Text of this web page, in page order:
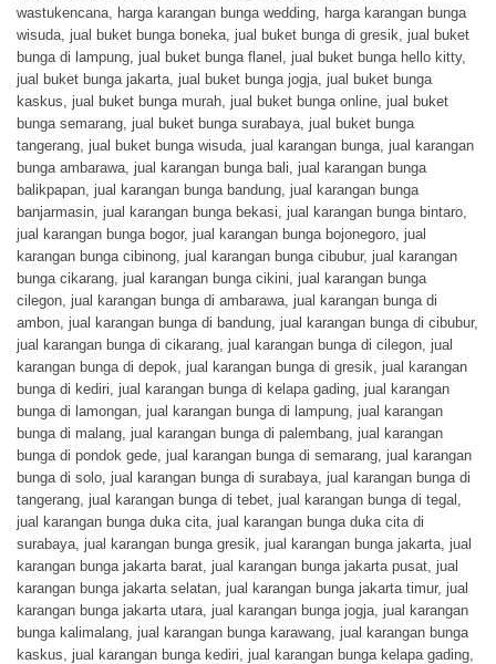
wastukencana, harga karangan bunga wedding, harga karangan bunga
wisuda, jual buket bunga boneka, jual buket bunga di gresik, jual buket
bunga di lampung, jual buket bunga flanel , jual buket bunga hello kitty,
jual buket bunga jakarta, jual buket bunga jogja, jual buket bunga
kaskus, jual buket bunga murah, jual buket bunga online, jual buket
bunga semarang, jual buket bunga surabaya, jual buket bunga
tangerang, jual buket bunga wisuda, jual karangan bunga, jual karangan
bunga ambarawa, jual karangan bunga bali, jual karangan bunga
balikpapan, jual karangan bunga bandung, jual karangan bunga
banjarmasin, jual karangan bunga bekasi, jual karangan bunga bintaro,
jual karangan bunga bogor, jual karangan bunga bojonegoro, jual
karangan bunga cibinong, jual karangan bunga cibubur, jual karangan
bunga cikarang, jual karangan bunga cikini, jual karangan bunga
cilegon, jual karangan bunga di ambarawa, jual karangan bunga di
ambon, jual karangan bunga di bandung, jual karangan bunga di cibubur,
jual karangan bunga di cikarang, jual karangan bunga di cilegon, jual
karangan bunga di depok, jual karangan bunga di gresik, jual karangan
bunga di kediri, jual karangan bunga di kelapa gading, jual karangan
bunga di lamongan, jual karangan bunga di lampung, jual karangan
bunga di malang, jual karangan bunga di palembang, jual karangan
bunga di pondok gede, jual karangan bunga di semarang, jual karangan
bunga di solo, jual karangan bunga di surabaya, jual karangan bunga di
tangerang, jual karangan bunga di tebet, jual karangan bunga di tegal ,
jual karangan bunga duka cita, jual karangan bunga duka cita di
surabaya, jual karangan bunga gresik, jual karangan bunga jakarta, jual
karangan bunga jakarta barat, jual karangan bunga jakarta pusat, jual
karangan bunga jakarta selatan, jual karangan bunga jakarta timur, jual
karangan bunga jakarta utara, jual karangan bunga jogja, jual karangan
bunga kalimalang, jual karangan bunga karawang, jual karangan bunga
kaskus, jual karangan bunga kediri, jual karangan bunga kelapa gading,